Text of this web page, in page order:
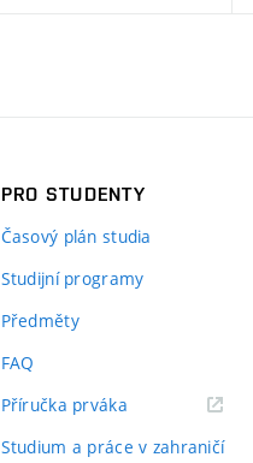
PRO STUDENTY
Časový plán studia
Studijní programy
Předměty
FAQ
Příručka prváka(externí
Studium a práce v zahraničí